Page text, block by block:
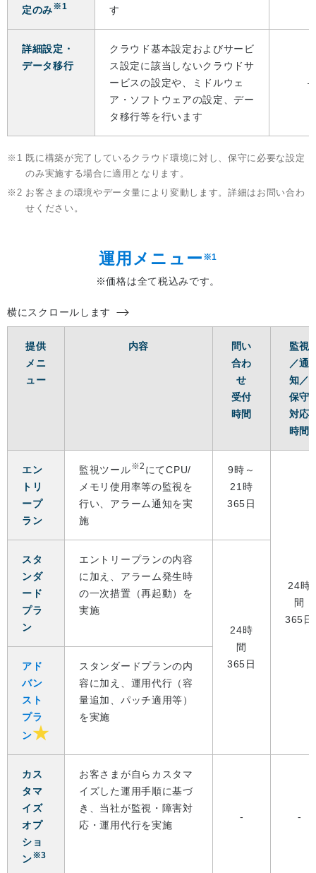
定のみ※1
す
詳細設定・
データ移行
クラウド基本設定およびサービ
ス設定に該当しないクラウドサ
ービスの設定や、ミドルウェ
ア・ソフトウェアの設定、デー
タ移行等を行います
※1 既に構築が完了しているクラウド環境に対し、保守に必要な設定
のみ実施する場合に適用となります。
※2 お客さまの環境やデータ量により変動します。詳細はお問い合わ
せください。
運用メニュー ※1
※価格は全て税込みです。
横にスクロールします
提供
メニ
ュー
内容
問い
合わ
せ
受付
時間
監視
／通
知／
保守
対応
時間
エン
トリ
ープ
ラン
監視ツール※2 にてCPU/
メモリ使用率等の監視を
行い、アラーム通知を実
施
9時～
21時
365日
24時
間
365日
スタ
ンダ
ード
プラ
ン
エントリープランの内容
に加え、アラーム発生時
の一次措置（再起動）を
実施
24時
間
365日
アド
バン
スト
プラ
ン★
スタンダードプランの内
容に加え、運用代行（容
量追加、パッチ適用等）
を実施
カス
タマ
イズ
オプ
ショ
ン※3
お客さまが自らカスタマ
イズした運用手順に基づ
き、当社が監視・障害対
応・運用代行を実施
- -